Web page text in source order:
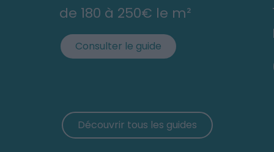
de 180 à 250€ le m²
Consulter le guide
Découvrir tous les guides